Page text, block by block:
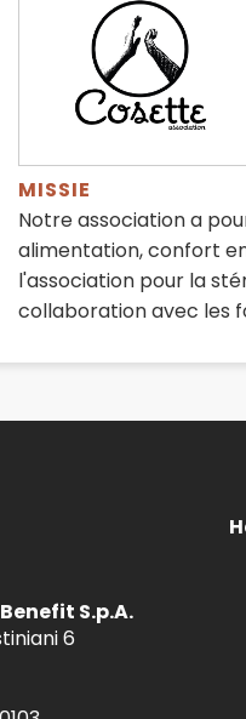
MISSIE
Notre association a
alimentation, confort
l'association pour la
collaboration avec les
S.p.A.
6